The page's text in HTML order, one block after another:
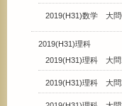
2019(H31)数学 大問
2019(H31)理科
2019(H31)理科 大問
2019(H31)理科 大問